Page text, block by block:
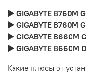
► GIGABYTE B760M
► GIGABYTE B760M
► GIGABYTE B660M
► GIGABYTE B660M
Какие плюсы от